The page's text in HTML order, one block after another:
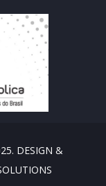
DESIGN &